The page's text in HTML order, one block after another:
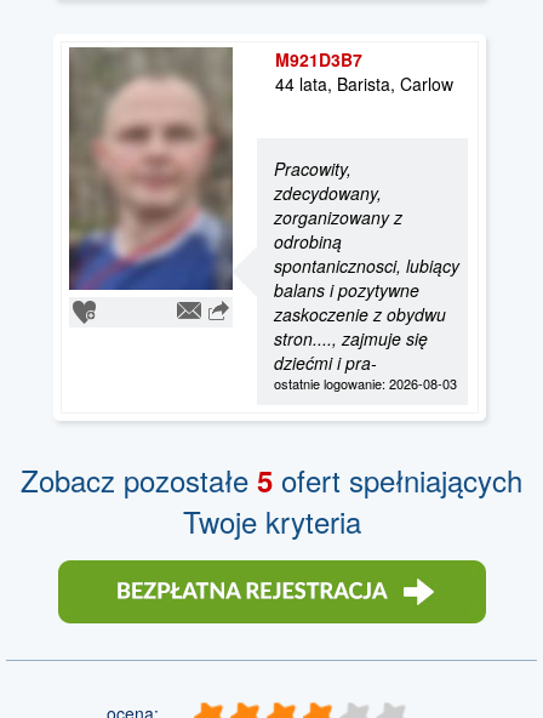
M921D3B7
44 lata, Barista, Carlow
Pracowity,
zdecydowany,
zorganizowany z
odrobiną
spontanicznosci, lubiący
balans i pozytywne
zaskoczenie z obydwu
stron...., zajmuje się
dziećmi i pra-
ostatnie logowanie: 2026-08-03
Zobacz pozostałe 5 ofert spełniających
Twoje kryteria